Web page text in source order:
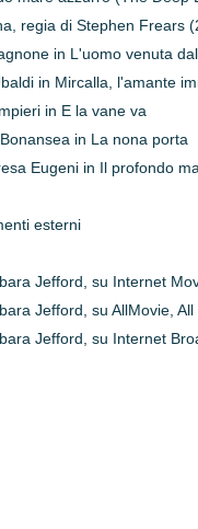
regia di Stephen Frears
in L'uomo venuta
in Mircalla, l'amante
in E la vane va
in La nona porta
Eugeni in Il profondo
esterni
Jefford, su Internet
Jefford, su AllMovie, All
Jefford, su Internet